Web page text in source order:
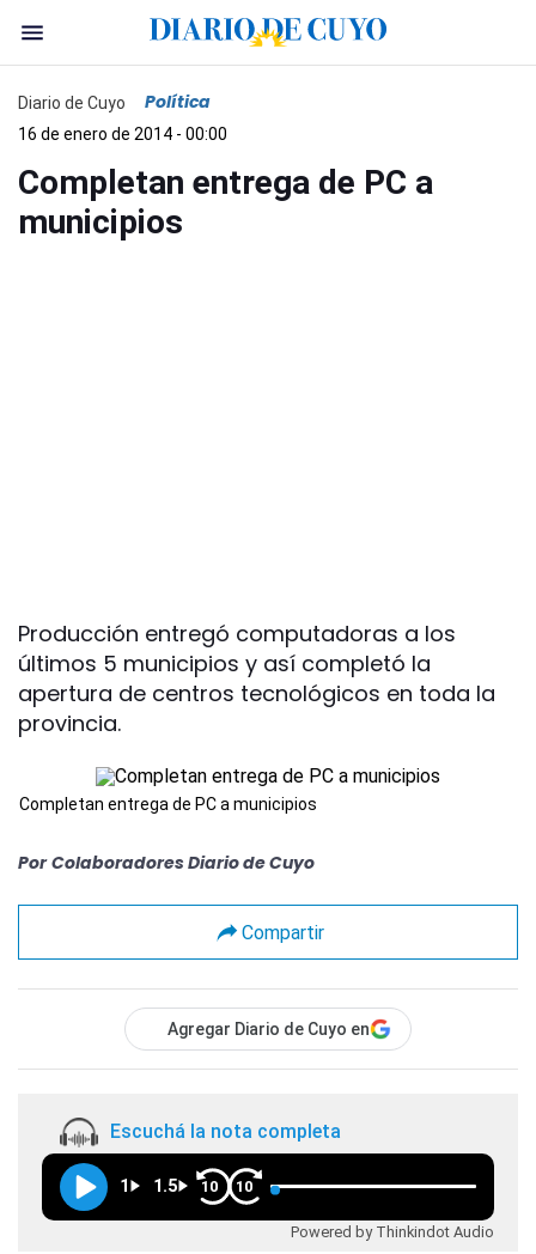
Diario de Cuyo Política
16 de enero de 2014 - 00:00
Completan entrega de PC a
municipios
Producción entregó computadoras a los
últimos 5 municipios y así completó la
apertura de centros tecnológicos en toda la
provincia.
Completan entrega de PC a municipios
Por Colaboradores Diario de Cuyo
Compartir
Agregar Diario de Cuyo en
Escuchá la nota completa
1 1.5 10 10
Powered by Thinkindot Audio